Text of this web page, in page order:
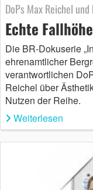
DoPs Max Reichel
Echte
Die BR-Dokuserie
ehrenamtlicher
verantwortlichen
Reichel über
Nutzen der Reihe.
Weiterlesen